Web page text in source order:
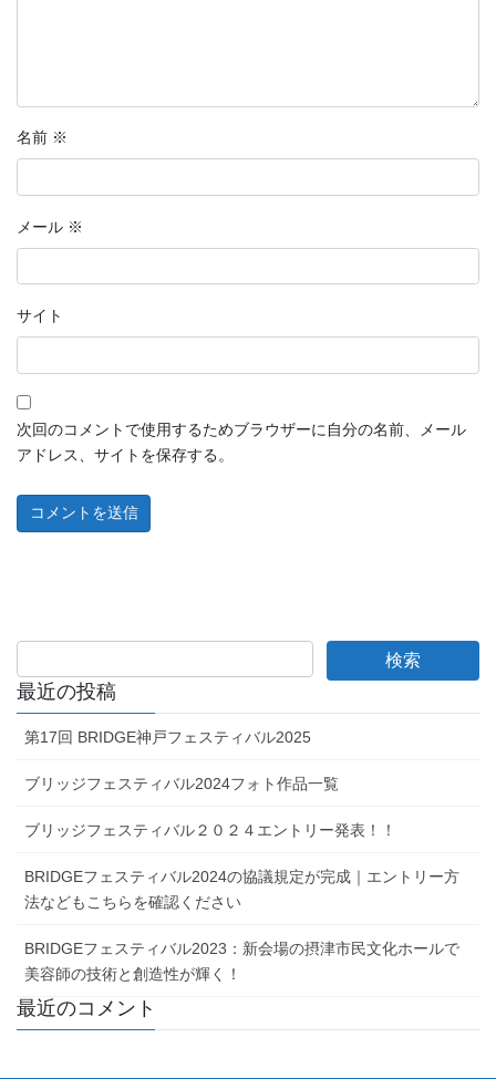
名前 ※
メール ※
サイト
次回のコメントで使用するためブラウザーに自分の名前、メール
アドレス、サイトを保存する。
最近の投稿
第17回 BRIDGE神戸フェスティバル2025
ブリッジフェスティバル2024フォト作品一覧
ブリッジフェスティバル２０２４エントリー発表！！
BRIDGEフェスティバル2024の協議規定が完成｜エントリー方
法などもこちらを確認ください
BRIDGEフェスティバル2023：新会場の摂津市民文化ホールで
美容師の技術と創造性が輝く！
最近のコメント